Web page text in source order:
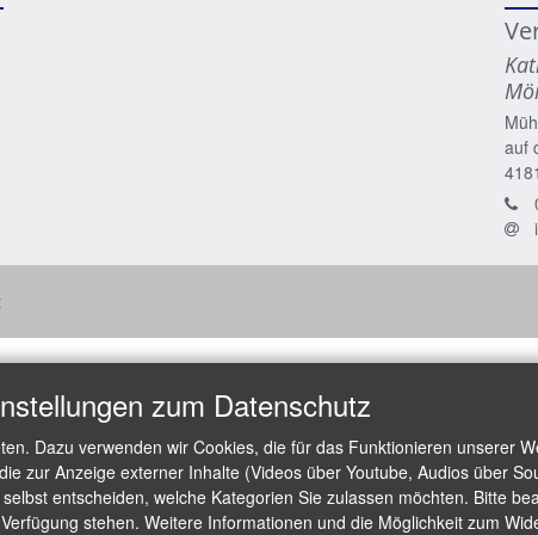
auf
zum Datenschutz
Dazu verwenden wir Cookies, die für das Funktionieren unserer
zur Anzeige externer Inhalte (Videos über Youtube, Audios über
entscheiden, welche Kategorien Sie zulassen möchten. Bitte
stehen. Weitere Informationen und die Möglichkeit zum